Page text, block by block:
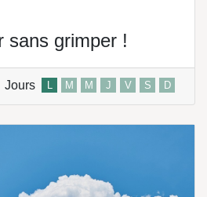
sans grimper !
Jours L M M J V S D